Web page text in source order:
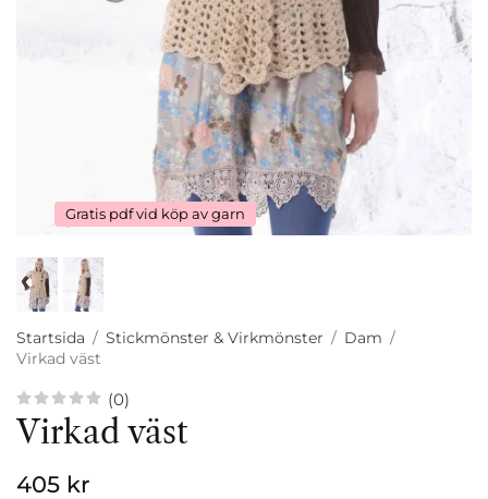
Gratis pdf vid köp av garn
Startsida / Stickmönster & Virkmönster / Dam /
Virkad väst
(0)
Virkad väst
405 kr